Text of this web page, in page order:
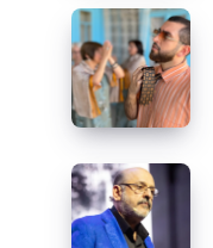
Nuran
Zeynəb
Xanlarovanın
mahnısını
oxudu
Anşlaq,
alqış,
sənət